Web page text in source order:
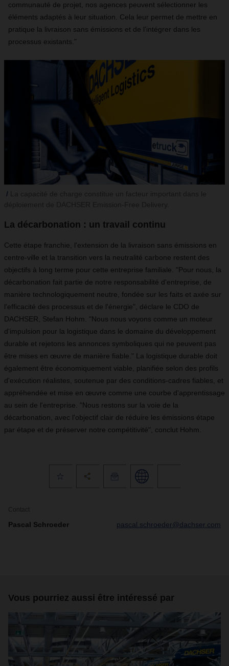
communauté de projet, nos agences peuvent sélectionner les
éléments adaptés à leur situation. Cela leur permet de mettre en
pratique la livraison sans émissions et de l'intégrer dans les
processus existants."
La décarbonation : un travail continu
Cette étape franchie, l'extension de la livraison sans émissions en
centre-ville et la transition vers la neutralité carbone restent des
objectifs à long terme pour cette entreprise familiale. "Pour nous, la
décarbonation fait partie de notre responsabilité d'entreprise, de
manière technologiquement neutre, fondée sur les faits et axée sur
l'efficacité des processus et de l'énergie", déclare le CDO de
DACHSER, Stefan Hohm. "Nous nous voyons comme un moteur
d'impulsion pour la logistique dans le domaine du développement
durable et rejetons les annonces symboliques qui ne peuvent pas
être mises en œuvre de manière fiable." La logistique durable doit
également être économiquement viable, planifiée selon des profils
d'exécution réalistes, soutenue par des conditions-cadres fiables, et
appréhendée et mise en œuvre comme une courbe d'apprentissage
au sein de l'entreprise. "Nous restons sur la voie de la
décarbonation, avec l'objectif clair de réduire les émissions étape
par étape et de préserver notre compétitivité", conclut Hohm.
Contact
Pascal Schroeder pascal.schroeder@dachser.com
Vous pourriez aussi être intéressé par